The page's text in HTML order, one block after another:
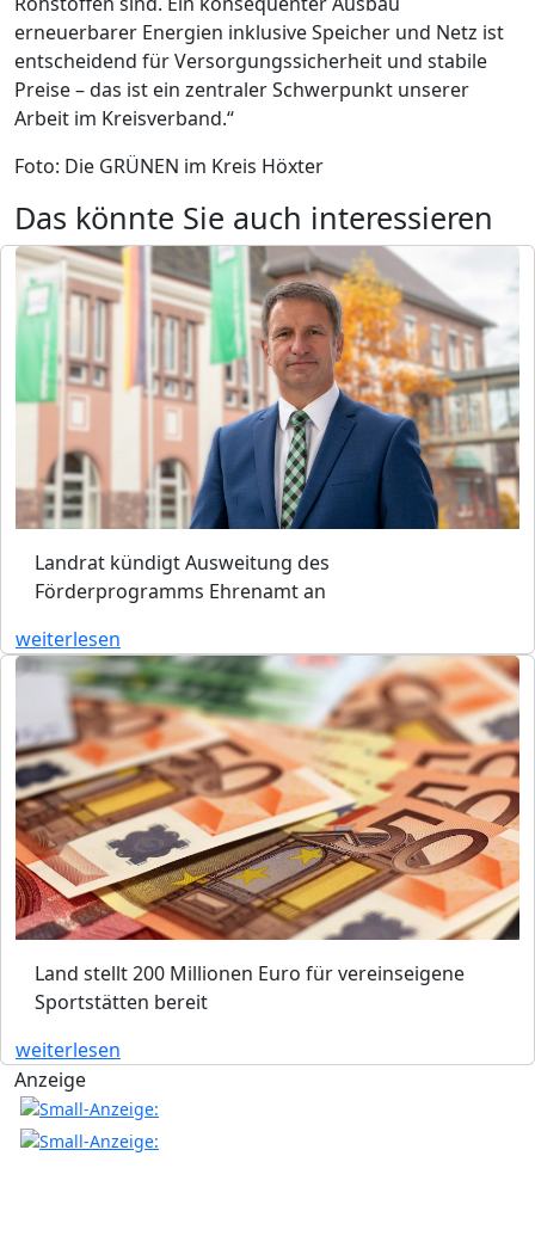
erneuerbarer Energien inklusive Speicher und Netz ist
entscheidend für Versorgungssicherheit und stabile
Preise – das ist ein zentraler Schwerpunkt unserer
Arbeit im Kreisverband.“
Foto: Die GRÜNEN im Kreis Höxter
Das könnte Sie auch interessieren
Landrat kündigt Ausweitung des
Förderprogramms Ehrenamt an
weiterlesen
Land stellt 200 Millionen Euro für vereinseigene
Sportstätten bereit
weiterlesen
Anzeige